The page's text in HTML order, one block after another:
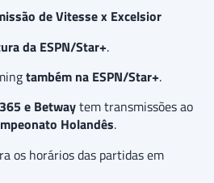
de Vitesse x Excelsior
da ESPN/Star+.
também na ESPN/Star+.
e Betwaytem transmissões ao
Holandês.
os horários das partidas em